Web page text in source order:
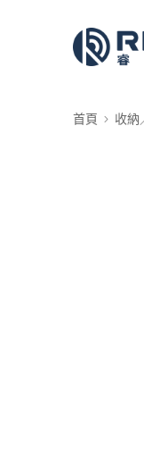
首頁 收納